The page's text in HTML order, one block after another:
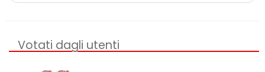
Votati dagli utenti